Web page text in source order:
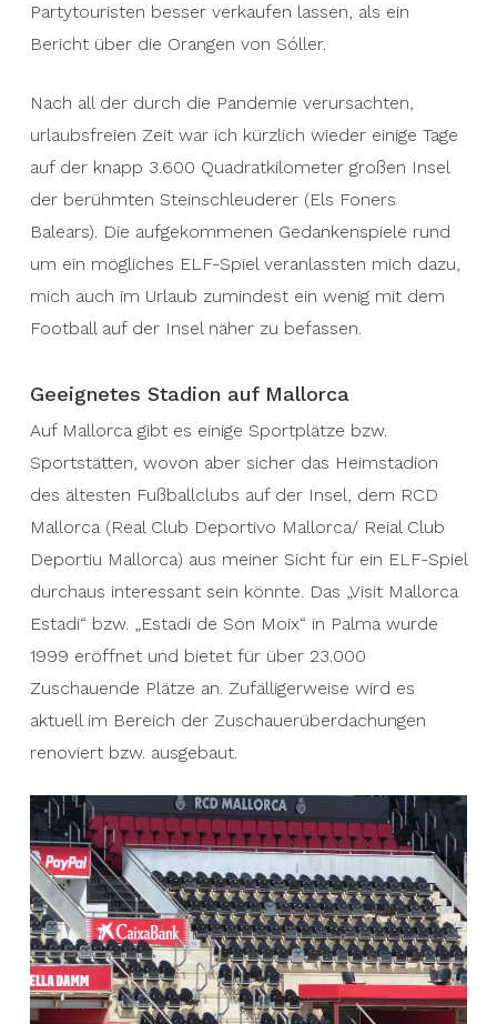
After all the vacation-free time caused by the
famous slingshots (Els Foners Balears). The mind
games that arose about a possible ELF game
prompted me to take a closer look at football
on the island while on vacation.
Suitable stadium on Mallorca
football club on the island, the RCD Mallorca
(Real Club Deportivo Mallorca/ Reial Club
Deportiu Mallorca), could certainly be interesting
for an ELF game in my opinion. The „Visit
Mallorca Estadi“ or „Estadi de Son Moix“ in
Palma was opened in 1999 and offers seats for
over 23,000 spectators. Coincidentally, it is
currently being renovated or expanded in the
area of the spectator canopies.
Partytouristen besser verkaufen lassen, als ein
Bericht über die Orangen von Sóller.
Nach all der durch die Pandemie verursachten,
urlaubsfreien Zeit war ich kürzlich wieder einige Tage
auf der knapp 3.600 Quadratkilometer großen Insel
der berühmten Steinschleuderer (Els Foners
Balears). Die aufgekommenen Gedankenspiele rund
um ein mögliches ELF-Spiel veranlassten mich dazu,
mich auch im Urlaub zumindest ein wenig mit dem
Football auf der Insel näher zu befassen.
Geeignetes Stadion auf Mallorca
Auf Mallorca gibt es einige Sportplätze bzw.
Sportstätten, wovon aber sicher das Heimstadion
des ältesten Fußballclubs auf der Insel, dem RCD
Mallorca (Real Club Deportivo Mallorca/ Reial Club
Deportiu Mallorca) aus meiner Sicht für ein ELF-Spiel
durchaus interessant sein könnte. Das „Visit Mallorca
Estadi“ bzw. „Estadi de Son Moix“ in Palma wurde
1999 eröffnet und bietet für über 23.000
Zuschauende Plätze an. Zufälligerweise wird es
aktuell im Bereich der Zuschauerüberdachungen
renoviert bzw. ausgebaut.